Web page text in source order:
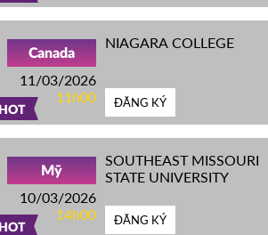
HOT
Canada
11/03/2026
11h00
NIAGARA COLLEGE
ĐĂNG KÝ
HOT
Mỹ
10/03/2026
14h00
SOUTHEAST MISSOURI
STATE UNIVERSITY
ĐĂNG KÝ